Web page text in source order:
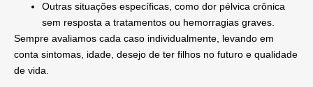
Outras situações específicas, como dor pélvica crônica
sem resposta a tratamentos ou hemorragias graves.
Sempre avaliamos cada caso individualmente, levando em
conta sintomas, idade, desejo de ter filhos no futuro e qualidade
de vida.